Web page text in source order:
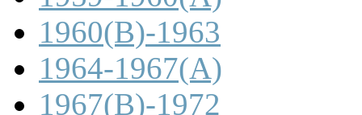
1960(B)-1963
1964-1967(A)
1967(B)-1972